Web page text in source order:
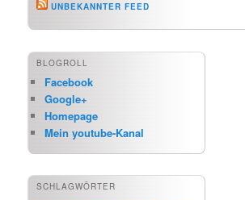
UNBEKANNTER FEED
BLOGROLL
Facebook
Google+
Homepage
Mein youtube-Kanal
SCHLAGWÖRTER